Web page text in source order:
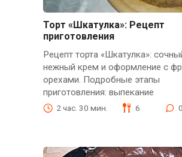
Торт «Шкатулка»: Рецепт
приготовления
Рецепт торта «Шкатулка»:
нежный крем и оформление с
орехами. Подробные этапы
приготовления: выпекание
2 час. 30 мин. 6 0